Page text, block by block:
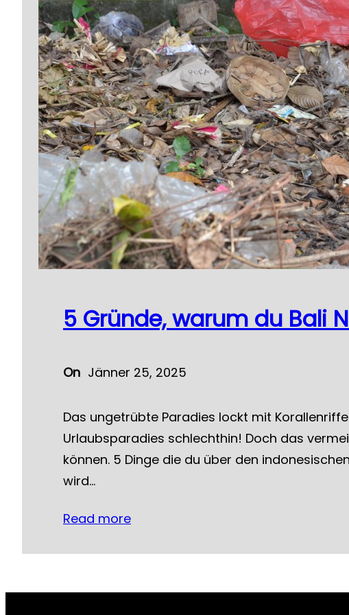
5 Gründe, warum du Bali
On Jänner 25, 2025
Das ungetrübte Paradies lockt mit
Urlaubsparadies schlechthin! Doch das
können. 5 Dinge die du über den
wird…
Read more